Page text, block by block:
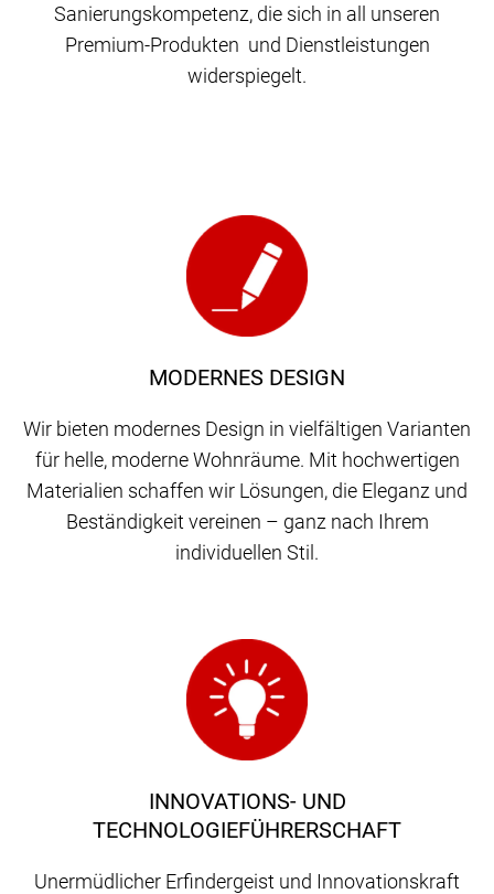
Sanierungskompetenz, die sich in all unseren
Premium-Produkten und Dienstleistungen
widerspiegelt.
MODERNES DESIGN
Wir bieten modernes Design in vielfältigen Varianten
für helle, moderne Wohnräume. Mit hochwertigen
Materialien schaffen wir Lösungen, die Eleganz und
Beständigkeit vereinen – ganz nach Ihrem
individuellen Stil.
INNOVATIONS- UND
TECHNOLOGIEFÜHRERSCHAFT
Unermüdlicher Erfindergeist und Innovationskraft